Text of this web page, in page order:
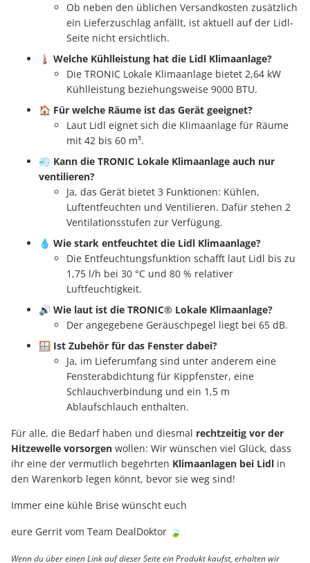
Ob neben den üblichen Versandkosten zusätzlich
ein Lieferzuschlag anfällt, ist aktuell auf der Lidl-
Seite nicht ersichtlich.
🌡️ Welche Kühlleistung hat die Lidl Klimaanlage?
Die TRONIC Lokale Klimaanlage bietet 2,64 kW
Kühlleistung beziehungsweise 9000 BTU.
🏠 Für welche Räume ist das Gerät geeignet?
Laut Lidl eignet sich die Klimaanlage für Räume
mit 42 bis 60 m³.
💨 Kann die TRONIC Lokale Klimaanlage auch nur
ventilieren?
Ja, das Gerät bietet 3 Funktionen: Kühlen,
Luftentfeuchten und Ventilieren. Dafür stehen 2
Ventilationsstufen zur Verfügung.
💧 Wie stark entfeuchtet die Lidl Klimaanlage?
Die Entfeuchtungsfunktion schafft laut Lidl bis zu
1,75 l/h bei 30 °C und 80 % relativer
Luftfeuchtigkeit.
🔊 Wie laut ist die TRONIC® Lokale Klimaanlage?
Der angegebene Geräuschpegel liegt bei 65 dB.
🪟 Ist Zubehör für das Fenster dabei?
Ja, im Lieferumfang sind unter anderem eine
Fensterabdichtung für Kippfenster, eine
Schlauchverbindung und ein 1,5 m
Ablaufschlauch enthalten.
Für alle, die Bedarf haben und diesmal rechtzeitig vor der
Hitzewelle vorsorgen wollen: Wir wünschen viel Glück, dass
ihr eine der vermutlich begehrten Klimaanlagen bei Lidl in
den Warenkorb legen könnt, bevor sie weg sind!
Immer eine kühle Brise wünscht euch
eure Gerrit vom Team DealDoktor 🍃
Wenn du über einen Link auf dieser Seite ein Produkt kaufst, erhalten wir